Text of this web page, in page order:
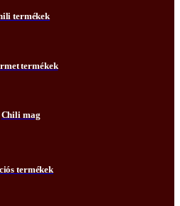
termékek
termékek
Chili mag
termékek